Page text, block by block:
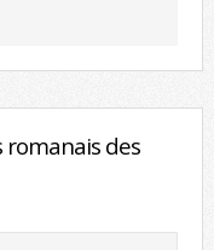
romanais des